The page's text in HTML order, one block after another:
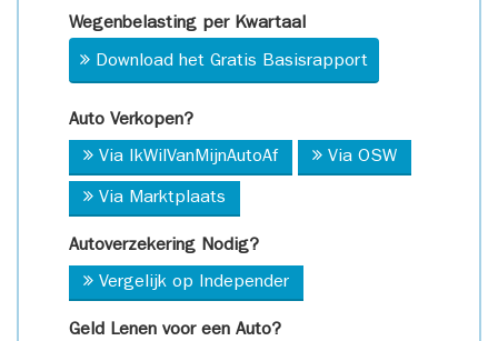
Wegenbelasting per Kwartaal
Download het Gratis Basisrapport
Auto Verkopen?
Via IkWilVanMijnAutoAf Via OSW
Via Marktplaats
Autoverzekering Nodig?
Vergelijk op Independer
Geld Lenen voor een Auto?